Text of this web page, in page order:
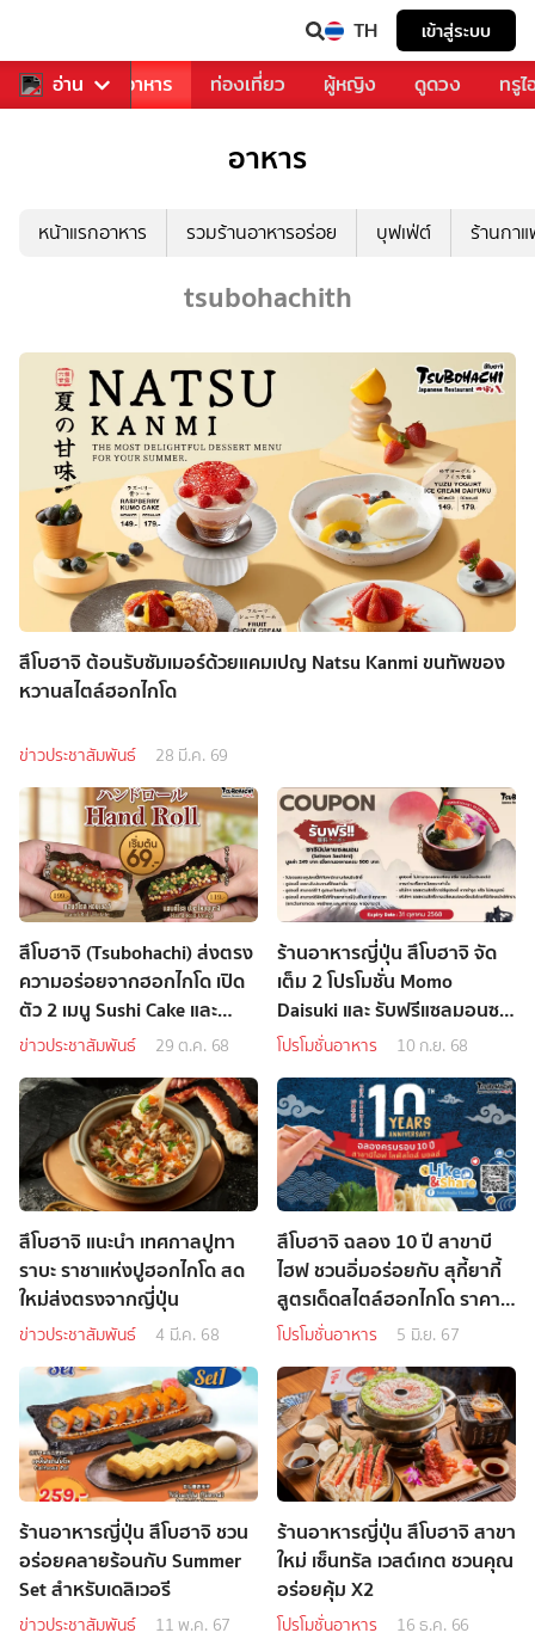
TH เข้าสู่ระบบ
อ่าน
การเพลง อาหาร ท่องเที่ยว ผู้หญิง ดูดวง ทรู
อาหาร
หน้าแรกอาหาร รวมร้านอาหารอร่อย บุฟเฟ่ต์ ร้านกา
tsubohachith
สึโบฮาจิ ต้อนรับซัมเมอร์ด้วยแคมเปญ Natsu Kanmi ขนทัพของ
หวานสไตล์ฮอกไกโด
ข่าวประชาสัมพันธ์ 28 มี.ค. 69
สึโบฮาจิ (Tsubohachi) ส่งตรง
ความอร่อยจากฮอกไกโด เปิด
ตัว 2 เมนู Sushi Cake และ
Hand Roll
ข่าวประชาสัมพันธ์ 29 ต.ค. 68
ร้านอาหารญี่ปุ่น สึโบฮาจิ จัด
เต็ม 2 โปรโมชั่น Momo
Daisuki และ รับฟรีแซลมอนซา
ชิมิ ต้อนรับเดือนกันยายน
โปรโมชั่นอาหาร 10 ก.ย. 68
สึโบฮาจิ แนะนำ เทศกาลปูทา
ราบะ ราชาแห่งปูฮอกไกโด สด
ใหม่ส่งตรงจากญี่ปุ่น
ข่าวประชาสัมพันธ์ 4 มี.ค. 68
สึโบฮาจิ ฉลอง 10 ปี สาขาบี
ไฮฟ ชวนอิ่มอร่อยกับ สุกี้ยากี้
สูตรเด็ดสไตล์ฮอกไกโด ราคา
พิเศษ
โปรโมชั่นอาหาร 5 มิ.ย. 67
ร้านอาหารญี่ปุ่น สึโบฮาจิ ชวน
อร่อยคลายร้อนกับ Summer
Set สำหรับเดลิเวอรี
ข่าวประชาสัมพันธ์ 11 พ.ค. 67
ร้านอาหารญี่ปุ่น สึโบฮาจิ สาขา
ใหม่ เซ็นทรัล เวสต์เกต ชวนคุณ
อร่อยคุ้ม X2
โปรโมชั่นอาหาร 16 ธ.ค. 66